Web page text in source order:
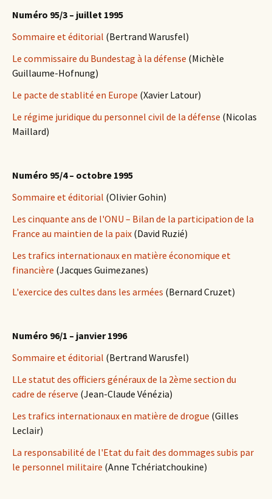
Numéro 95/3 – juillet 1995
Sommaire et éditorial (Bertrand Warusfel)
Le commissaire du Bundestag à la défense (Michèle
Guillaume-Hofnung)
Le pacte de stablité en Europe (Xavier Latour)
Le régime juridique du personnel civil de la défense (Nicolas
Maillard)
Numéro 95/4 – octobre 1995
Sommaire et éditorial (Olivier Gohin)
Les cinquante ans de l'ONU – Bilan de la participation de la
France au maintien de la paix (David Ruzié)
Les trafics internationaux en matière économique et
financière (Jacques Guimezanes)
L'exercice des cultes dans les armées (Bernard Cruzet)
Numéro 96/1 – janvier 1996
Sommaire et éditorial (Bertrand Warusfel)
LLe statut des officiers généraux de la 2ème section du
cadre de réserve (Jean-Claude Vénézia)
Les trafics internationaux en matière de drogue (Gilles
Leclair)
La responsabilité de l'Etat du fait des dommages subis par
le personnel militaire (Anne Tchériatchoukine)